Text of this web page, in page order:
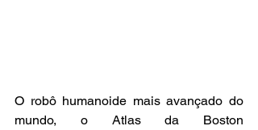
O robô humanoide mais avançado do
mundo, o Atlas da Boston